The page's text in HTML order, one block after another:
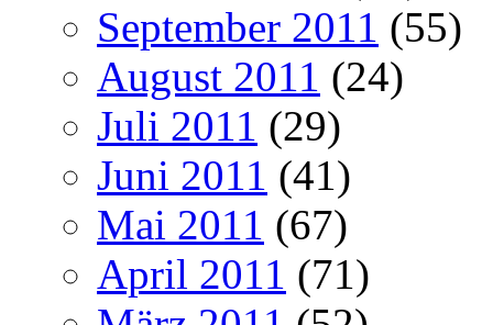
September 2011 (55)
August 2011 (24)
Juli 2011 (29)
Juni 2011 (41)
Mai 2011 (67)
April 2011 (71)